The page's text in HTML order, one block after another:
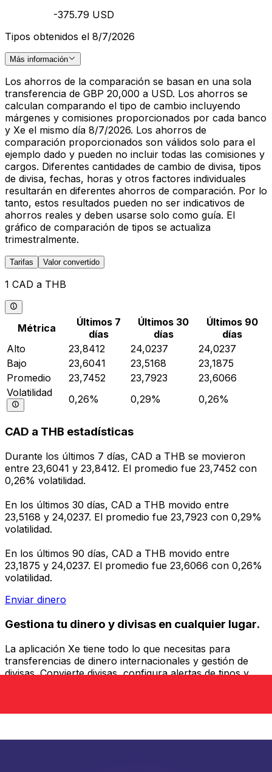
-375.79 USD
Tipos obtenidos el 8/7/2026
Más información
Los ahorros de la comparación se basan en una sola
transferencia de GBP 20,000 a USD. Los ahorros se
calculan comparando el tipo de cambio incluyendo
márgenes y comisiones proporcionados por cada banco
y Xe el mismo día 8/7/2026. Los ahorros de
comparación proporcionados son válidos solo para el
ejemplo dado y pueden no incluir todas las comisiones y
cargos. Diferentes cantidades de cambio de divisa, tipos
de divisa, fechas, horas y otros factores individuales
resultarán en diferentes ahorros de comparación. Por lo
tanto, estos resultados pueden no ser indicativos de
ahorros reales y deben usarse solo como guía. El
gráfico de comparación de tipos se actualiza
trimestralmente.
Tarifas Valor convertido
1 CAD a THB
Métrica
Últimos 7
días
Últimos 30
días
Últimos 90
días
Alto
23,8412 24,0237
24,0237
Bajo
23,6041 23,5168
23,1875
Promedio
23,7452 23,7923
23,6066
Volatilidad
0,26% 0,29% 0,26%
CAD a THB estadísticas
Durante los últimos 7 días, CAD a THB se movieron
entre 23,6041 y 23,8412. El promedio fue 23,7452 con
0,26% volatilidad.
En los últimos 30 días, CAD a THB movido entre
23,5168 y 24,0237. El promedio fue 23,7923 con 0,29%
volatilidad.
En los últimos 90 días, CAD a THB movido entre
23,1875 y 24,0237. El promedio fue 23,6066 con 0,26%
volatilidad.
Enviar dinero
Gestiona tu dinero y divisas en cualquier lugar.
La aplicación Xe tiene todo lo que necesitas para
transferencias de dinero internacionales y gestión de
divisas. Convierte divisas, configura alertas de tipos y